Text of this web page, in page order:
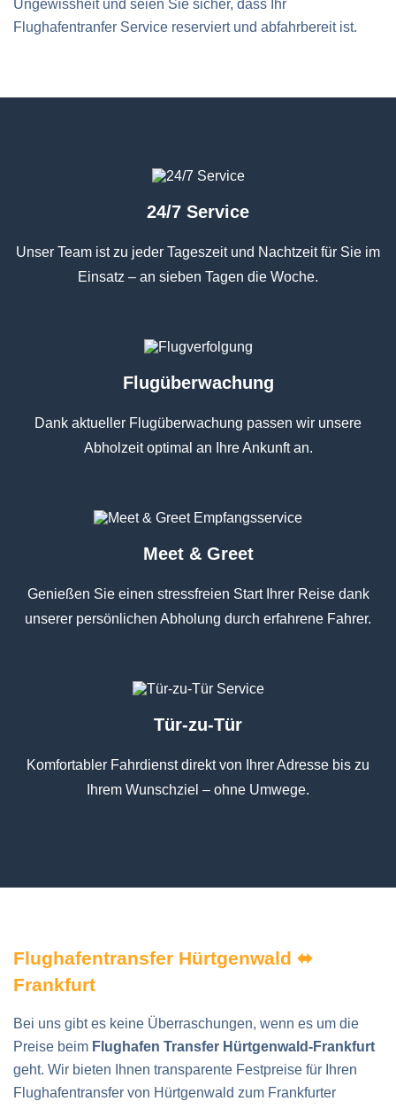
Ungewissheit und seien Sie sicher, dass Ihr
Flughafentranfer Service reserviert und abfahrbereit ist.
24/7 Service
Unser Team ist zu jeder Tageszeit und Nachtzeit für Sie im
Einsatz – an sieben Tagen die Woche.
Flugüberwachung
Dank aktueller Flugüberwachung passen wir unsere
Abholzeit optimal an Ihre Ankunft an.
Meet & Greet
Genießen Sie einen stressfreien Start Ihrer Reise dank
unserer persönlichen Abholung durch erfahrene Fahrer.
Tür-zu-Tür
Komfortabler Fahrdienst direkt von Ihrer Adresse bis zu
Ihrem Wunschziel – ohne Umwege.
Flughafentransfer Hürtgenwald ⬌
Frankfurt
Bei uns gibt es keine Überraschungen, wenn es um die
Preise beim Flughafen Transfer Hürtgenwald-Frankfurt
geht. Wir bieten Ihnen transparente Festpreise für Ihren
Flughafentransfer von Hürtgenwald zum Frankfurter